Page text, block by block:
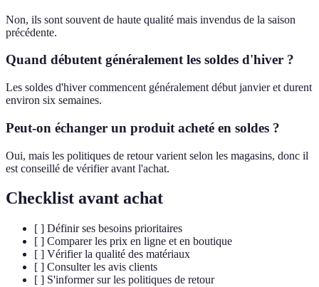
Non, ils sont souvent de haute qualité mais invendus de la saison
précédente.
Quand débutent généralement les soldes d'hiver ?
Les soldes d'hiver commencent généralement début janvier et durent
environ six semaines.
Peut-on échanger un produit acheté en soldes ?
Oui, mais les politiques de retour varient selon les magasins, donc il
est conseillé de vérifier avant l'achat.
Checklist avant achat
[ ] Définir ses besoins prioritaires
[ ] Comparer les prix en ligne et en boutique
[ ] Vérifier la qualité des matériaux
[ ] Consulter les avis clients
[ ] S'informer sur les politiques de retour